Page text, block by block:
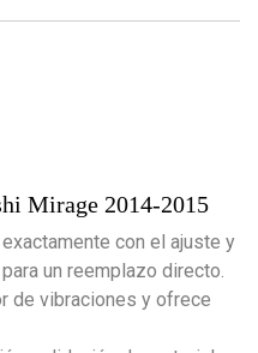
Mirage 2014-2015
con el ajuste y
un reemplazo directo.
de vibraciones y ofrece